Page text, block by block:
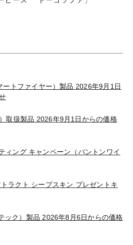
トファイヤー）製品 2026年9月1日
取扱製品 2026年9月1日からの価格
ィング キャンペーン（パントンワイ
トラクト シープスキン プレゼントキ
ック）製品 2026年8月6日からの価格